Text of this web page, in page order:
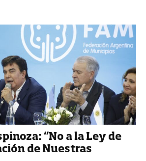
“No a la Ley de
de Nuestras